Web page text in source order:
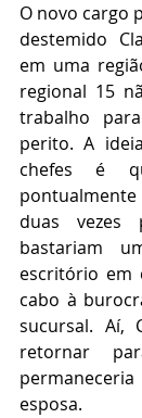
O novo cargo
destemido
em uma
regional 15
trabalho
perito. A
chefes é
duas vezes
bastariam
escritório em
cabo à
sucursal. Aí,
retornar
esposa.